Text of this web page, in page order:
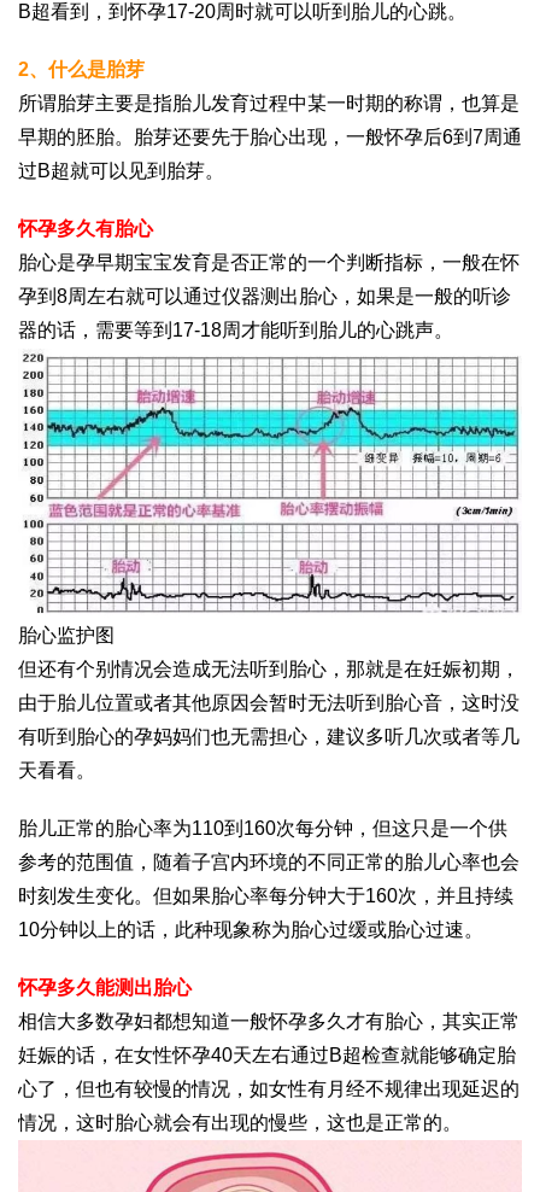
B超看到，到怀孕17-20周时就可以听到胎儿的心跳。
2、什么是胎芽
所谓胎芽主要是指胎儿发育过程中某一时期的称谓，也算是
早期的胚胎。胎芽还要先于胎心出现，一般怀孕后6到7周通
过B超就可以见到胎芽。
怀孕多久有胎心
胎心是孕早期宝宝发育是否正常的一个判断指标，一般在怀
孕到8周左右就可以通过仪器测出胎心，如果是一般的听诊
器的话，需要等到17-18周才能听到胎儿的心跳声。
胎心监护图
但还有个别情况会造成无法听到胎心，那就是在妊娠初期，
由于胎儿位置或者其他原因会暂时无法听到胎心音，这时没
有听到胎心的孕妈妈们也无需担心，建议多听几次或者等几
天看看。
胎儿正常的胎心率为110到160次每分钟，但这只是一个供
参考的范围值，随着子宫内环境的不同正常的胎儿心率也会
时刻发生变化。但如果胎心率每分钟大于160次，并且持续
10分钟以上的话，此种现象称为胎心过缓或胎心过速。
怀孕多久能测出胎心
相信大多数孕妇都想知道一般怀孕多久才有胎心，其实正常
妊娠的话，在女性怀孕40天左右通过B超检查就能够确定胎
心了，但也有较慢的情况，如女性有月经不规律出现延迟的
情况，这时胎心就会有出现的慢些，这也是正常的。